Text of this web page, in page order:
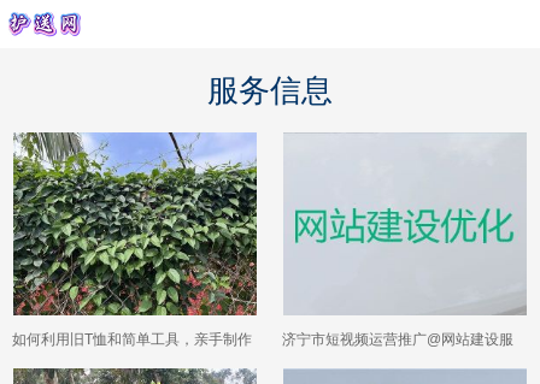
服务信息
如何利用旧T恤和简单工具，亲手制作
柔软舒适的家居地毯或地垫？
济宁市短视频运营推广@网站建设服
务公司，模板建站